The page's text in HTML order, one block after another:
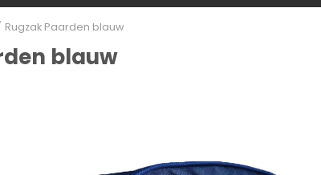
Rugzak Paarden blauw
blauw